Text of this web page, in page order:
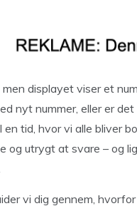
displayet viser et
nyt nummer, eller er
en tid, hvor vi alle bliver
og utrygt at svare – og
vi dig gennem,